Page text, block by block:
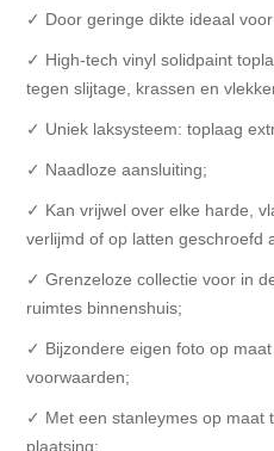
✓ Door geringe dikte ideaal
✓ High-tech vinyl solidpaint
tegen slijtage, krassen en
✓ Uniek laksysteem: toplaag
✓ Naadloze aansluiting;
✓ Kan vrijwel over elke harde,
verlijmd of op latten geschroefd
✓ Grenzeloze collectie voor in
ruimtes binnenshuis;
✓ Bijzondere eigen foto op
voorwaarden;
✓ Met een stanleymes op maat
plaatsing;